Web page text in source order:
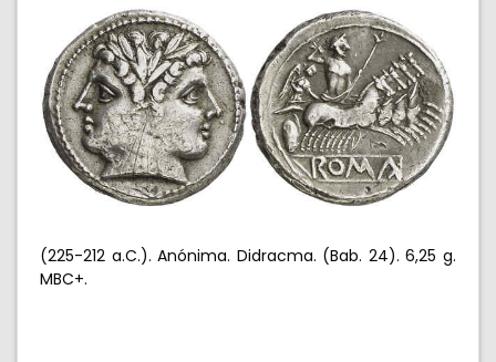
(225-212 a.C.). Anónima. Didracma. (Bab. 24). 6,25 g.
MBC+.